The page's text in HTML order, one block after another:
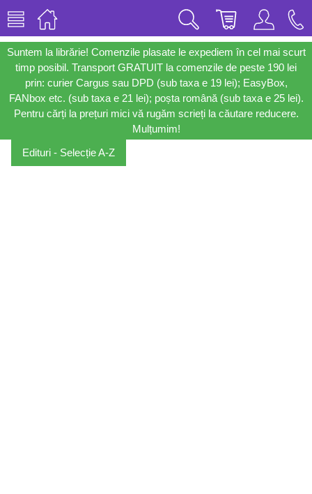
Suntem la librărie! Comenzile plasate le expediem în cel mai scurt
timp posibil. Transport GRATUIT la comenzile de peste 190 lei
prin: curier Cargus sau DPD (sub taxa e 19 lei); EasyBox,
FANbox etc. (sub taxa e 21 lei); poșta română (sub taxa e 25 lei).
Pentru cărți la prețuri mici vă rugăm scrieți la căutare reducere.
Mulțumim!
Edituri - Selecție A-Z